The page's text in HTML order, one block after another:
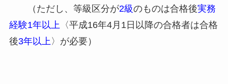
（ただし、等級区分が2級のものは合格後実務
経験1年以上〈平成16年4月1日以降の合格者は合格
後3年以上〉が必要）